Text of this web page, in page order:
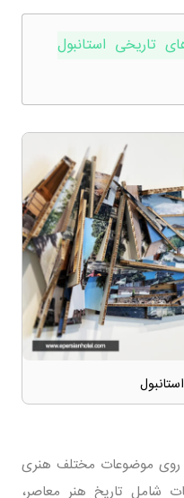
تاریخی استانبول
روی موضوعات مختلف هنری
شامل تاریخ هنر معاصر،